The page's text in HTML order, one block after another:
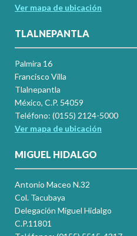
Ver mapa de ubicación
TLALNEPANTLA
Palmira 16
Francisco Villa
Tlalnepantla
México, C.P. 54059
Teléfono: (0155) 2124-5000
Ver mapa de ubicación
MIGUEL HIDALGO
Antonio Maceo N.32
Col. Tacubaya
Delegación Miguel Hidalgo
C.P.11801